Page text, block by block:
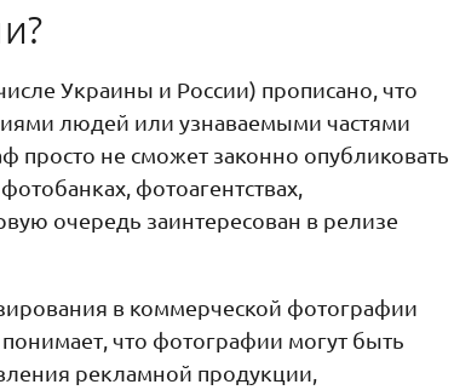
Украины и России) прописано, что
людей или узнаваемыми частями
просто не сможет законно опубликовать
фотоагентствах,
очередь заинтересован в релизе
в коммерческой фотографии
что фотографии могут быть
рекламной продукции,